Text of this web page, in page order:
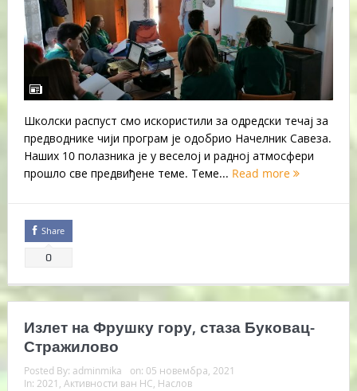
Школски распуст смо искористили за одредски течај за
предводнике чији програм је одобрио Начелник Савеза.
Наших 10 полазника је у веселој и радној атмосфери
прошло све предвиђене теме. Теме... Read more
Share
0
Излет на Фрушку гору, стаза Буковац-
Стражилово
Posted By: adminmika on: 05 новембра, 2021
In: 2021 Активности ван НС Наслов